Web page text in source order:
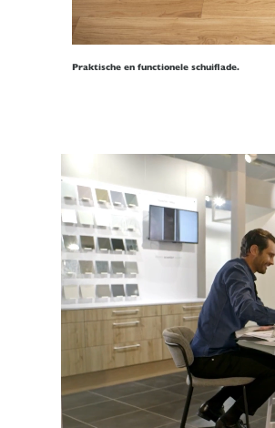
Praktische en functionele schuiflade.